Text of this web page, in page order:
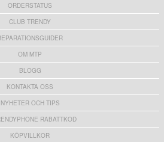
ORDERSTATUS
CLUB TRENDY
OM MTP
BLOGG
KONTAKTA OSS
NYHETER OCH TIPS
RABATTKOD
KÖPVILLKOR